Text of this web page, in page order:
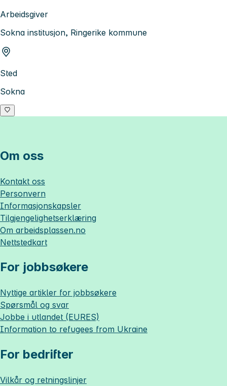
Arbeidsgiver
Sokna institusjon, Ringerike kommune
Sted
Sokna
Om oss
Kontakt oss
Personvern
Informasjonskapsler
Tilgjengelighetserklæring
Om arbeidsplassen.no
Nettstedkart
For jobbsøkere
Nyttige artikler for jobbsøkere
Spørsmål og svar
Jobbe i utlandet (EURES)
Information to refugees from Ukraine
For bedrifter
Vilkår og retningslinjer